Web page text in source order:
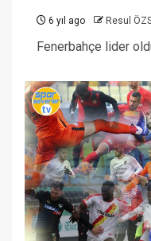
6 yıl ago Resul
Fenerbahçe lider